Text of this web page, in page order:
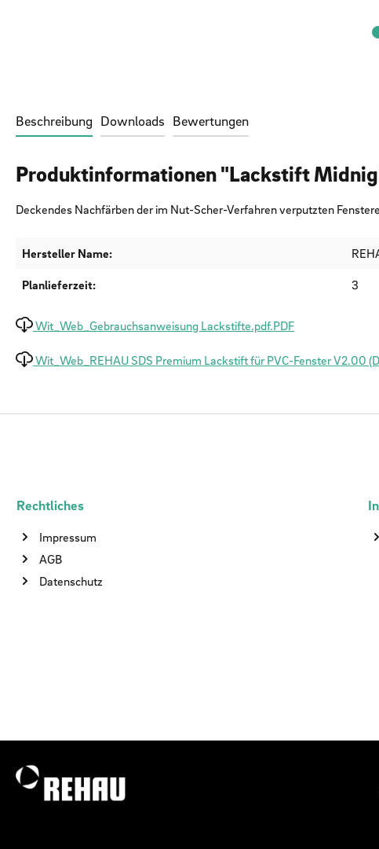
Beschreibung Downloads Bewertungen
Produktinformationen "Lackstift
Deckendes Nachfärben der im Nut-Scher-Verfahren verputzten
Hersteller Name:
Planlieferzeit:
3
Wit_Web_Gebrauchsanweisung Lackstifte.pdf.PDF
Wit_Web_REHAU SDS Premium Lackstift für PVC-Fenster V2.00
Rechtliches
Impressum
AGB
Datenschutz